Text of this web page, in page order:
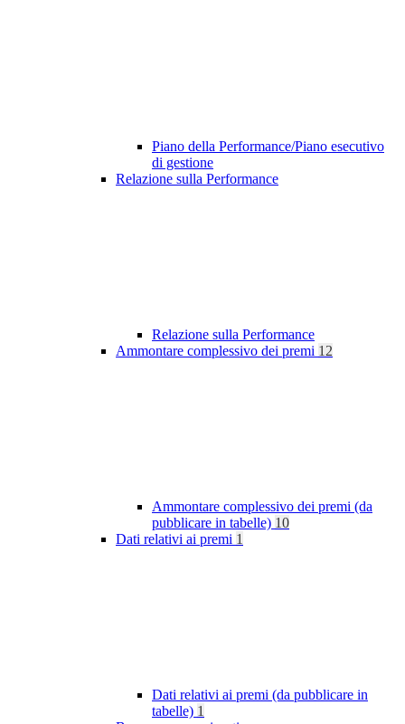
Piano della Performance/Piano esecutivo
di gestione
Relazione sulla Performance
Relazione sulla Performance
Ammontare complessivo dei premi 12
Ammontare complessivo dei premi (da
pubblicare in tabelle) 10
Dati relativi ai premi 1
Dati relativi ai premi (da pubblicare in
tabelle) 1